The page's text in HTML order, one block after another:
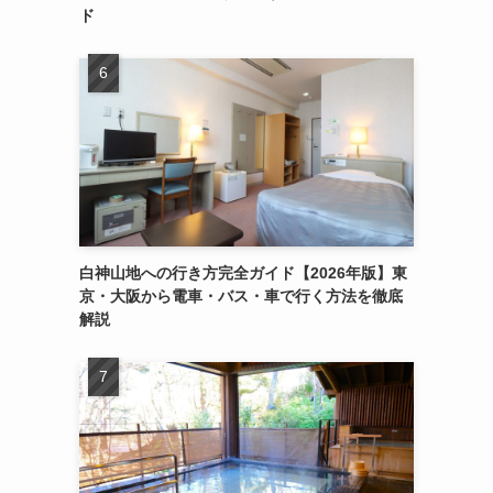
ド
白神山地への行き方完全ガイド【2026年版】東
京・大阪から電車・バス・車で行く方法を徹底
解説